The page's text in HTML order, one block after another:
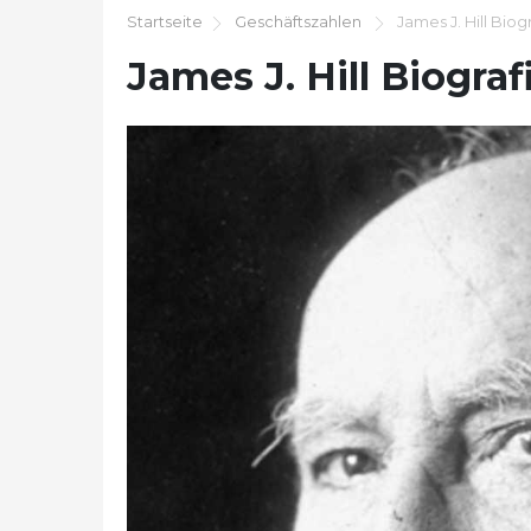
Startseite Geschäftszahlen James J. Hill
James J. Hill